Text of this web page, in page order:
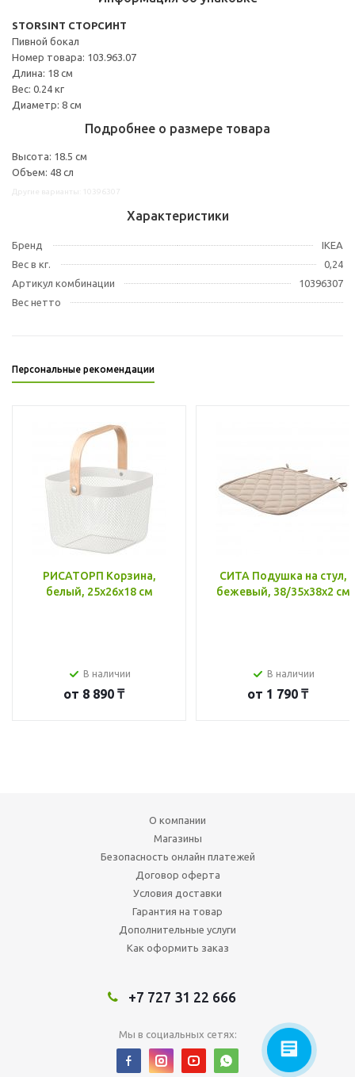
STORSINT СТОРСИНТ
Пивной бокал
Номер товара: 103.963.07
Длина: 18 см
Вес: 0.24 кг
Диаметр: 8 см
Подробнее о размере товара
Высота: 18.5 см
Объем: 48 сл
Характеристики
Бренд
IKEA
Вес в кг.
0,24
Артикул комбинации
10396307
Вес нетто
Персональные рекомендации
РИСАТОРП Корзина,
белый, 25x26x18 см
В наличии
от 8 890 ₸
СИТА Подушка на стул,
бежевый, 38/35x38x2 см
В наличии
от 1 790 ₸
О компании
Магазины
Безопасность онлайн платежей
Договор оферта
Условия доставки
Гарантия на товар
Дополнительные услуги
Как оформить заказ
+7 727 31 22 666
Мы в социальных сетях: